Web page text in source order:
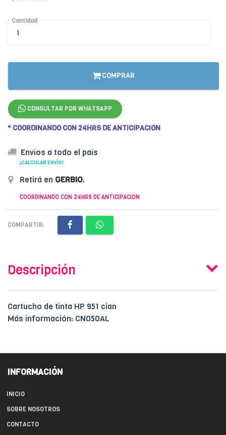
Cantidad
COMPRAR
CONSULTAR POR WHATSAPP
* COORDINANDO CON 24HRS DE ANTICIPACION
Envíos a todo el país
¡CALCULAR ENVÍO!
Retirá en GERBIO.
COORDINANDO CON 24HRS DE ANTICIPACION
COMPARTIR:
Descripción
Cartucho de tinta HP 951 cian
Más información: CN050AL
INFORMACIÓN
INICIO
SOBRE NOSOTROS
CONTACTO